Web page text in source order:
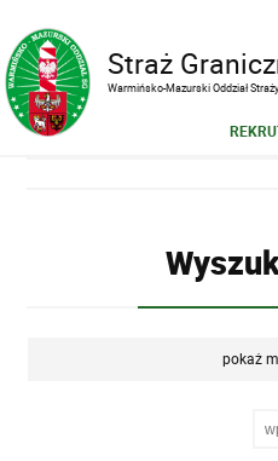
Straż
Warmińsko-Mazurski Oddział
pokaż